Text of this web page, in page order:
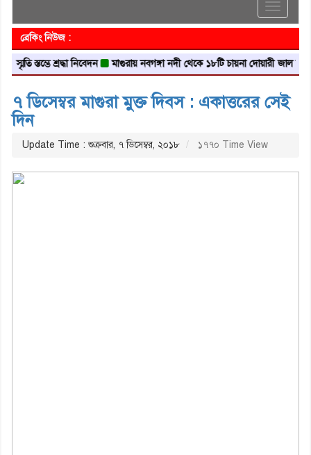
Toggle
ব্রেকিং নিউজ :
শ্রদ্ধা নিবেদন মাগুরায় নবগঙ্গা নদী থেকে ১৮টি চায়না দোয়ারী জাল জব্দ
৭ ডিসেম্বর মাগুরা মুক্ত দিবস : একাত্তরের সেই
দিন
Update Time : শুক্রবার, ৭ ডিসেম্বর, ২০১৮ ১৭৭০ Time View